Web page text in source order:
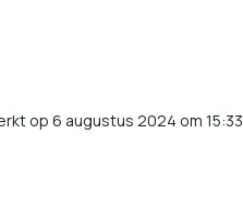
op 6 augustus 2024 om 15:33